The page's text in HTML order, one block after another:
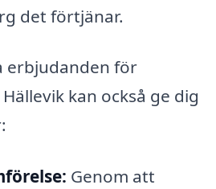
det förtjänar.
erbjudanden för
kan också ge dig
Genom att